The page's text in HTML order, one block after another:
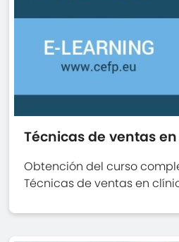
Técnicas de ventas
Obtención del curso
Técnicas de ventas en